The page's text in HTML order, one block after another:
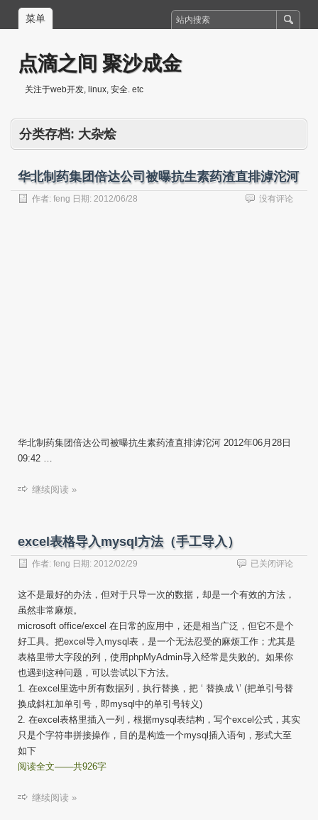
菜单
点滴之间 聚沙成金
关注于web开发, linux, 安全. etc
分类存档: 大杂烩
华北制药集团倍达公司被曝抗生素药渣直排滹沱河
作者: feng 日期: 2012/06/28 没有评论
华北制药集团倍达公司被曝抗生素药渣直排滹沱河 2012年06月28日
09:42 …
继续阅读 »
excel表格导入mysql方法（手工导入）
作者: feng 日期: 2012/02/29
excel
格
导
mysql
方
法
导
已关闭评论
这不是最好的办法，但对于只导一次的数据，却是一个有效的方法，
虽然非常麻烦。
microsoft office/excel 在日常的应用中，还是相当广泛，但它不是个
好工具。把excel导入mysql表，是一个无法忍受的麻烦工作；尤其是
表格里带大字段的列，使用phpMyAdmin导入经常是失败的。如果你
也遇到这种问题，可以尝试以下方法。
1. 在excel里选中所有数据列，执行替换，把 ‘ 替换成 \’ (把单引号替
换成斜杠加单引号，即mysql中的单引号转义)
2. 在excel表格里插入一列，根据mysql表结构，写个excel公式，其实
只是个字符串拼接操作，目的是构造一个mysql插入语句，形式大至
如下
阅读全文——共926字
继续阅读 »